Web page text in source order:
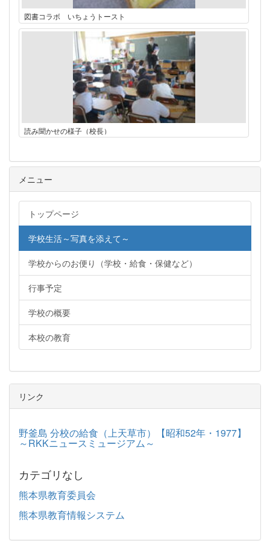
図書コラボ いちょうトースト
読み聞かせの様子（校長）
メニュー
トップページ
学校生活～写真を添えて～
学校からのお便り（学校・給食・保健など）
行事予定
学校の概要
本校の教育
リンク
野釜島 分校の給食（上天草市）【昭和52年・1977】
～RKKニュースミュージアム～
カテゴリなし
熊本県教育委員会
熊本県教育情報システム